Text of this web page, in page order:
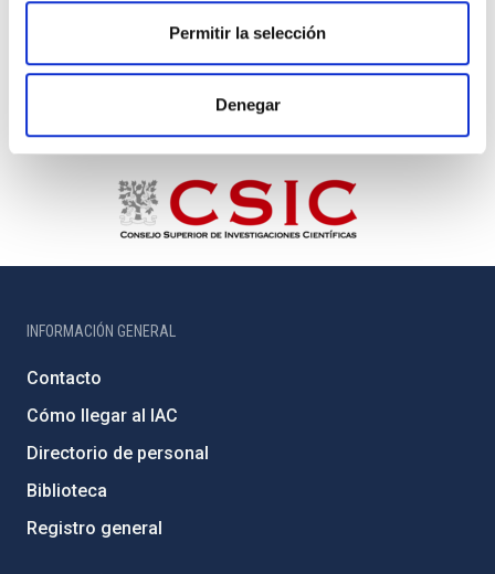
Permitir la selección
Denegar
INFORMACIÓN GENERAL
Contacto
Cómo llegar al IAC
Directorio de personal
Biblioteca
Registro general